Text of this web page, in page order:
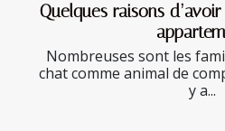
Quelques raisons
Nombreuses sont les
chat comme animal de
y a...